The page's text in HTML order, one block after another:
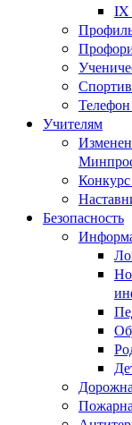
IX
Учителям
Безопасность